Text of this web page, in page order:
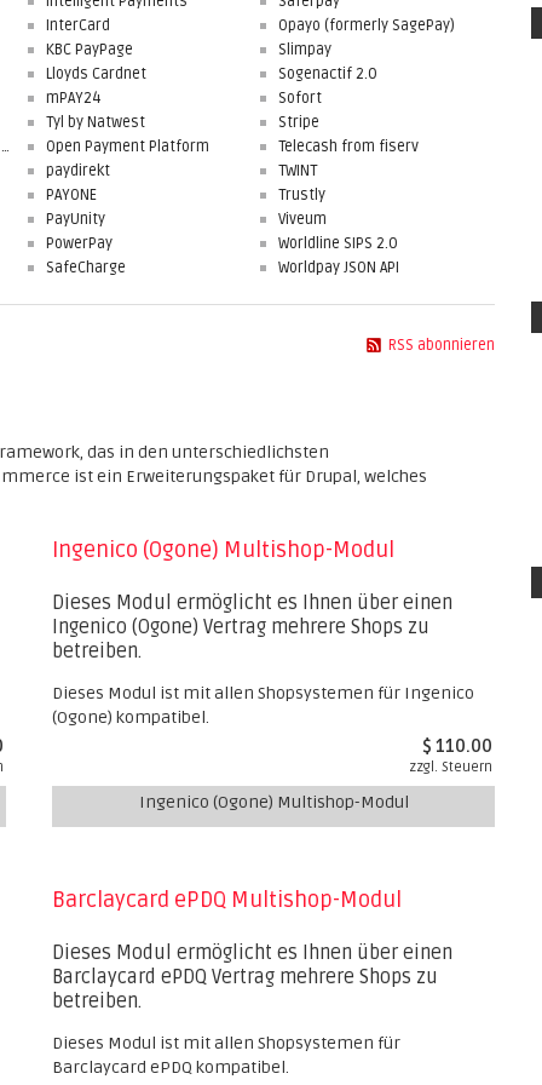
First Data Merchant Solutions
InterCard
KBC PayPage
Lloyds Cardnet
mPAY24
Tyl by Natwest
Open Payment Platform
paydirekt
PAYONE
PayUnity
PowerPay
SafeCharge
Opayo (formerly SagePay)
Slimpay
Sogenactif 2.0
Sofort
Stripe
Telecash from fiserv
TWINT
Trustly
Viveum
Worldline SIPS 2.0
Worldpay JSON API
RSS abonnieren
das in den unterschiedlichsten
ist ein Erweiterungspaket für Drupal, welches
Ingenico (Ogone) Multishop-Modul
Dieses Modul ermöglicht es Ihnen über einen
Ingenico (Ogone) Vertrag mehrere Shops zu
betreiben.
Dieses Modul ist mit allen Shopsystemen für Ingenico
(Ogone) kompatibel.
$ 110.00
zzgl. Steuern
Ingenico (Ogone) Multishop-Modul
Barclaycard ePDQ Multishop-Modul
Dieses Modul ermöglicht es Ihnen über einen
Barclaycard ePDQ Vertrag mehrere Shops zu
betreiben.
Dieses Modul ist mit allen Shopsystemen für
Barclaycard ePDQ kompatibel.